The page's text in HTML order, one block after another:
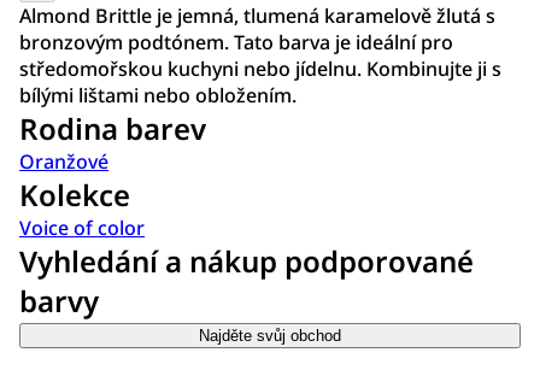
Almond Brittle je jemná, tlumená karamelově žlutá s
bronzovým podtónem. Tato barva je ideální pro
středomořskou kuchyni nebo jídelnu. Kombinujte ji s
bílými lištami nebo obložením.
Rodina barev
Oranžové
Kolekce
Voice of color
Vyhledání a nákup podporované
barvy
Najděte svůj obchod